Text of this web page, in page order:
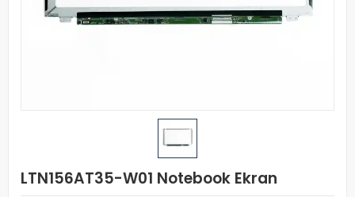
LTN156AT35-W01 Notebook Ekran